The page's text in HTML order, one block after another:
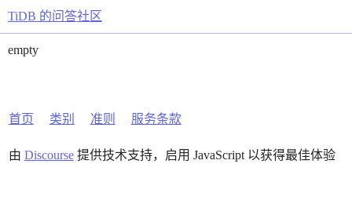
TiDB 的问答社区
empty
首页 类别 准则 服务条款
由 Discourse提供技术支持，启用 JavaScript 以获得最佳体验